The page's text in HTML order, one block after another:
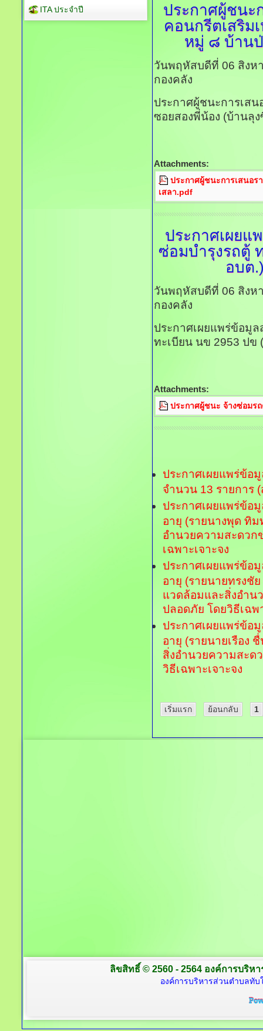
ประกาศผู้ชนะ
คอนกรีตเสริม
หมู่ ๘ บ้านป่
วันพฤหัสบดีที่ 06 สิงห
กองคลัง
ประกาศผู้ชนะการเส
ซอยสองพี่น้อง (บ้านลุ
Attachments:
ประกาศผู้ชนะการเสนอร
เสลา.pdf
ประกาศเผยแ
ซ่อมบำรุงรถตู้
อบต
วันพฤหัสบดีที่ 06 สิงห
กองคลัง
ประกาศเผยแพร่ข้อมู
ทะเบียน นข 2953 ปข
Attachments:
ประกาศผู้ชนะ จ้างซ่อมร
ประกาศเผยแพร่ข้อ
จำนวน 13 รายการ
ประกาศเผยแพร่ข้อ
อายุ (รายนางพุด ทิ
อำนวยความสะดวก
เฉพาะเจาะจง
ประกาศเผยแพร่ข้อ
อายุ (รายนายทรงชั
แวดล้อมและสิ่งอำน
ปลอดภัย โดยวิธีเฉพ
ประกาศเผยแพร่ข้อ
อายุ (รายนายเรือง
สิ่งอำนวยความสะด
วิธีเฉพาะเจาะจง
เริ่มแรก ย้อนกลับ 1
ITA ประจำปี
ลิขสิทธิ์ © 2560 - 2564 องค์การบริห
องค์การบริหารส่วนตำบลทับ